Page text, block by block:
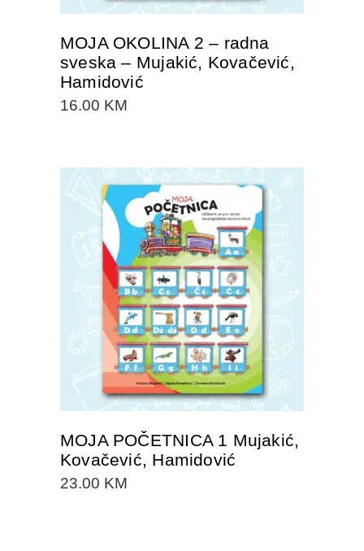
MOJA OKOLINA 2 – radna
sveska – Mujakić, Kovačević,
Hamidović
16.00 KM
DODAJTE U KORPU
MOJA POČETNICA 1 Mujakić,
Kovačević, Hamidović
23.00 KM